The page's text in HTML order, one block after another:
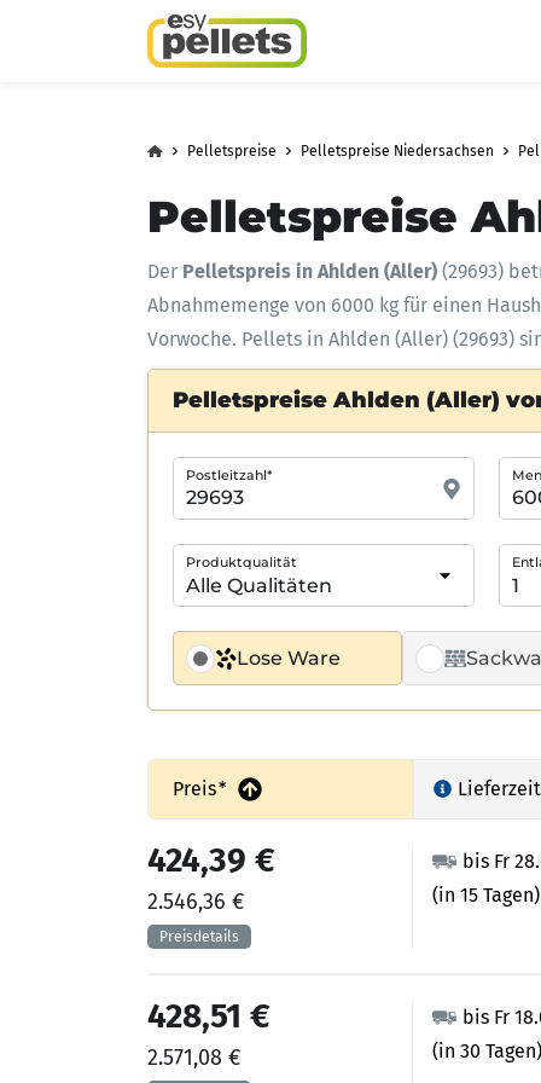
Pelletspreise Pelletspreise Niedersachsen
Pelletspreise
Der Pelletspreis in Ahlden (Aller) (29693)
Abnahmemenge von 6000 kg für einen
Vorwoche. Pellets in Ahlden (Aller) (29693)
Pelletspreise Ahlden (Aller)
Lose Ware
Postleitzahl*
Produktqualität
Preis* Lieferzeit
bis Fr
(in 15 Tagen)
424,39 €
2.546,36 €
bis Fr
(in 30 Tagen)
428,51 €
2.571,08 €